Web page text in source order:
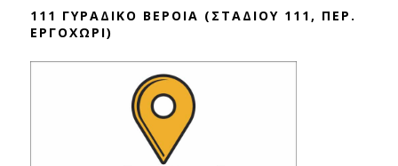
111 ΓΥΡΑΔΙΚΟ ΒΕΡΟΙΑ (ΣΤΑΔΙΟΥ 111, ΠΕΡ.
ΕΡΓΟΧΩΡΙ)